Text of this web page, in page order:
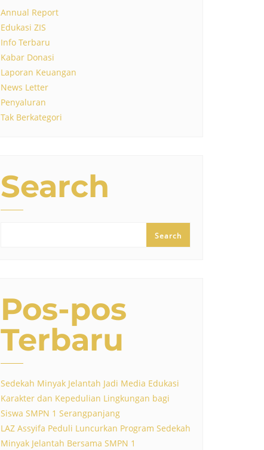
Annual Report
Edukasi ZIS
Info Terbaru
Kabar Donasi
Laporan Keuangan
News Letter
Penyaluran
Tak Berkategori
Search
Search
Pos-pos
Terbaru
Sedekah Minyak Jelantah Jadi Media Edukasi
Karakter dan Kepedulian Lingkungan bagi
Siswa SMPN 1 Serangpanjang
LAZ Assyifa Peduli Luncurkan Program Sedekah
Minyak Jelantah Bersama SMPN 1